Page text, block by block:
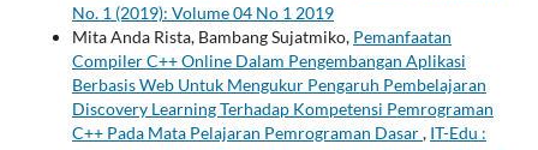
No. 1 (2019): Volume 04 No 1 2019
Mita Anda Rista, Bambang Sujatmiko, Pemanfaatan
Compiler C++ Online Dalam Pengembangan Aplikasi
Berbasis Web Untuk Mengukur Pengaruh Pembelajaran
Discovery Learning Terhadap Kompetensi Pemrograman
C++ Pada Mata Pelajaran Pemrograman Dasar, IT-Edu :